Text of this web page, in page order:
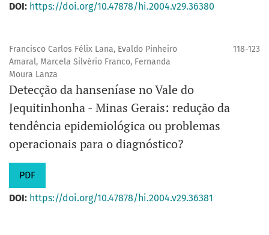
DOI: https://doi.org/10.47878/hi.2004.v29.36380
Francisco Carlos Félix Lana, Evaldo Pinheiro
Amaral, Marcela Silvério Franco, Fernanda
Moura Lanza
118-123
Detecção da hanseníase no Vale do
Jequitinhonha - Minas Gerais: redução da
tendência epidemiológica ou problemas
operacionais para o diagnóstico?
PDF
DOI: https://doi.org/10.47878/hi.2004.v29.36381